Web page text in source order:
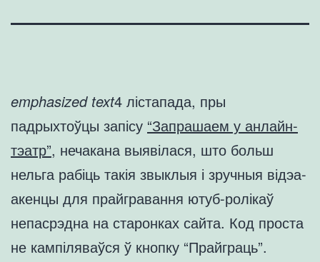
emphasized text4 лістапада, пры
падрыхтоўцы запісу “Запрашаем у анлайн-
тэатр”, нечакана выявілася, што больш
нельга рабіць такія звыклыя і зручныя відэа-
акенцы для прайгравання ютуб-ролікаў
непасрэдна на старонках сайта. Код проста
не кампіляваўся ў кнопку “Прайграць”.